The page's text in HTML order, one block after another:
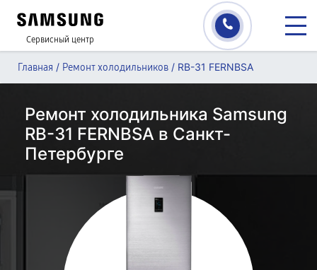
Сервисный центр
Главная / Ремонт холодильников / RB-31 FERNBSA
Ремонт холодильника Samsung
RB-31 FERNBSA в Санкт-
Петербурге